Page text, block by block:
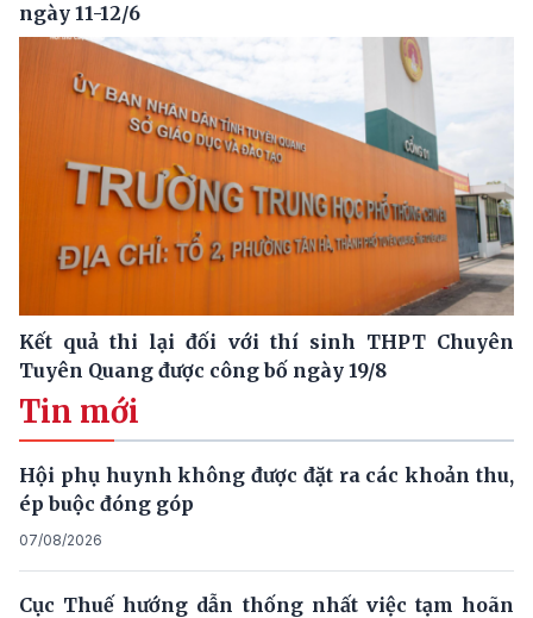
ngày 11-12/6
Kết quả thi lại đối với thí sinh THPT Chuyên
Tuyên Quang được công bố ngày 19/8
Tin mới
Hội phụ huynh không được đặt ra các khoản thu,
ép buộc đóng góp
07/08/2026
Cục Thuế hướng dẫn thống nhất việc tạm hoãn